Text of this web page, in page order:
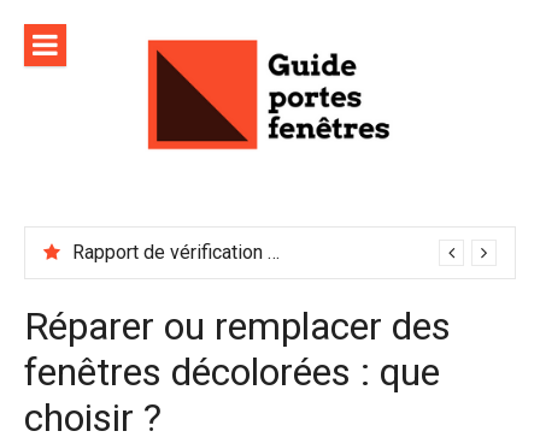
contenu
Rapport de vérification sécurité : à conserver précieusement
Réparer ou remplacer des
fenêtres décolorées : que
choisir ?